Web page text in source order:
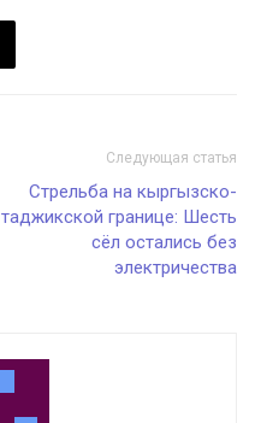
Следующая статья
Стрельба на кыргызско-
таджикской границе: Шесть
сёл остались без
электричества